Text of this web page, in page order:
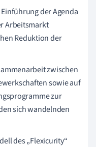
der Agenda
Arbeitsmarkt
Reduktion der
zwischen
sowie auf
zur
sich wandelnden
des „Flexicurity“